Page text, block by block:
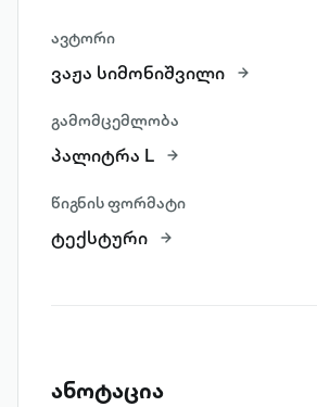
ავტორი
ვაჟა სიმონიშვილი
გამომცემლობა
პალიტრა L
წიგნის ფორმატი
ტექსტური
ანოტაცია